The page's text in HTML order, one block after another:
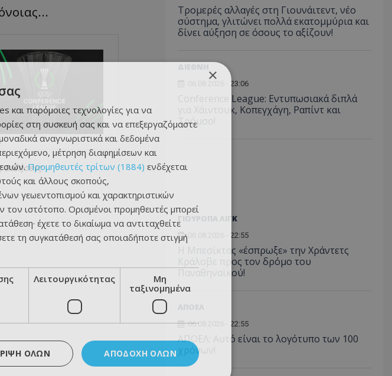
ειδήσεις
Τρομερές αλλαγές στη Γιουνάιτεντ, νέο
σύστημα, γλιτώνει πολλά εκατομμύρια και
δίνει αύξηση σε όσους το αξίζουν!
06.08.2026 - 23:06
Conference League: Εντυπωσιακά διπλά
για Χάιντουκ, Κοπεγχάγη, Ραπίντ και
Τρόμσο!
ΓΙΟΥΡΟΠΑ ΛΙΓΚ
06.08.2026 - 22:55
Η Μπεσίκτας «έσπρωξε» την Χράντετς
Κράλοβε προς τον δρόμο του
Παναθηναϊκού!
06.08.2026 - 22:55
ΑΠΟΕΛ: Αυτό είναι το λογότυπο των 100
χρόνων!
×
και παρόμοιες τεχνολογίες για να
στη συσκευή σας και να επεξεργαζόμαστε
αναγνωριστικά και δεδομένα
μέτρηση διαφημίσεων και
Προμηθευτές τρίτων (1884) ενδέχεται
και άλλους σκοπούς,
γεωεντοπισμού και χαρακτηριστικών
τον ιστότοπο. Ορισμένοι προμηθευτές μπορεί
έχετε το δικαίωμα να αντιταχθείτε
τη συγκατάθεσή σας οποιαδήποτε στιγμή
Λειτουργικότητας
Μη
ταξινομημένα
ΑΠΟΔΟΧΉ ΌΛΩΝ
ΌΛΩΝ